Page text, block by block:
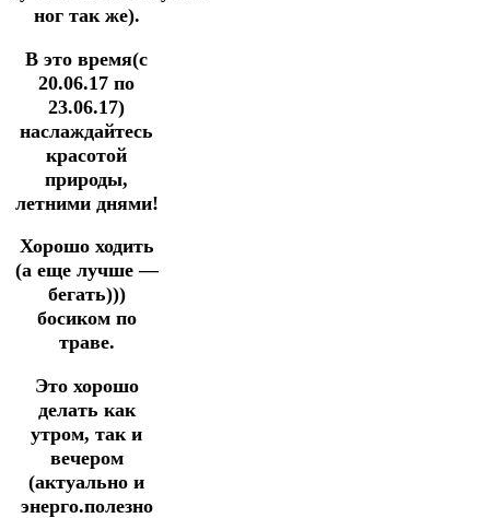
ног так же).
В это время(с
20.06.17 по
23.06.17)
наслаждайтесь
красотой
природы,
летними днями!
Хорошо ходить
(а еще лучше —
бегать)))
босиком по
траве.
Это хорошо
делать как
утром, так и
вечером
(актуально и
энерго.полезно